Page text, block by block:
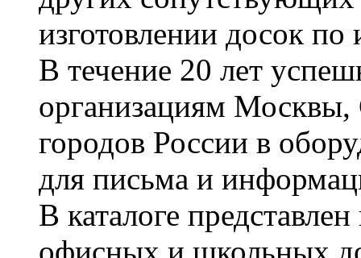
изготовлении досок по
В течение 20 лет
организациям Москвы,
городов России в
для письма и
В каталоге
офисных и школьных